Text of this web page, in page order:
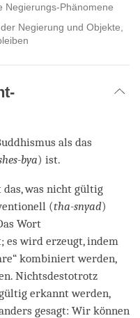
Negierungs-Phänomene
Negierung und Objekte,
als das
bya) ist.
das, was nicht gültig
(tha-snyad)
Wort
es wird erzeugt, indem
kombiniert werden,
Nichtsdestotrotz
erkannt werden,
gesagt: Wir können